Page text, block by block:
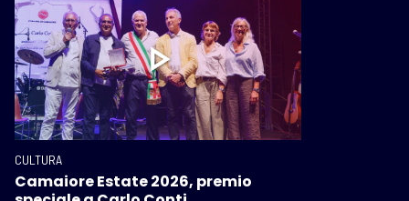
CULTURA
Camaiore Estate 2026, premio